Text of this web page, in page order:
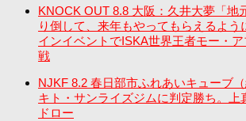
KNOCK OUT 8.8 大阪：久井大夢「地
り倒して、来年もやってもらえるよう
インイベントでISKA世界王者モー・
戦
NJKF 8.2 春日部市ふれあいキューブ
キト・サンライズジムに判定勝ち。上
ドロー